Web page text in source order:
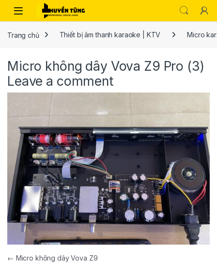
Trang chủ Thiết bị âm thanh karaoke | KTV Micro
Micro không dây Vova Z9 Pro (3)
Leave a comment
← Micro không dây Vova Z9